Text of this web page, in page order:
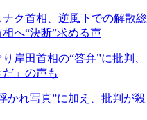
ナク首相、逆風下での解散総
へ“決断”求める声
岸田首相の“答弁”に批判、
」の声も
れ写真”に加え、批判が殺